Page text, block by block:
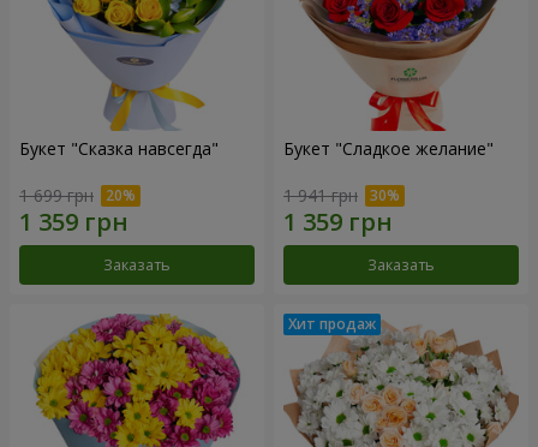
Букет "Сказка навсегда"
1 699 грн
Заказать
Букет "Сладкое желание"
1 941 грн
Заказать